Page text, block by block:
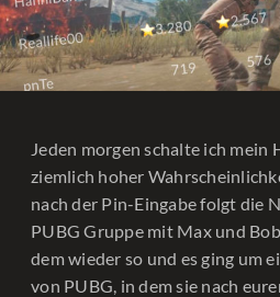
Jeden morgen schalte ich mein
ziemlich hoher
nach der Pin-Eingabe folgt die
PUBG Gruppe mit Max und
dem wieder so und es ging um
von PUBG, in dem sie nach